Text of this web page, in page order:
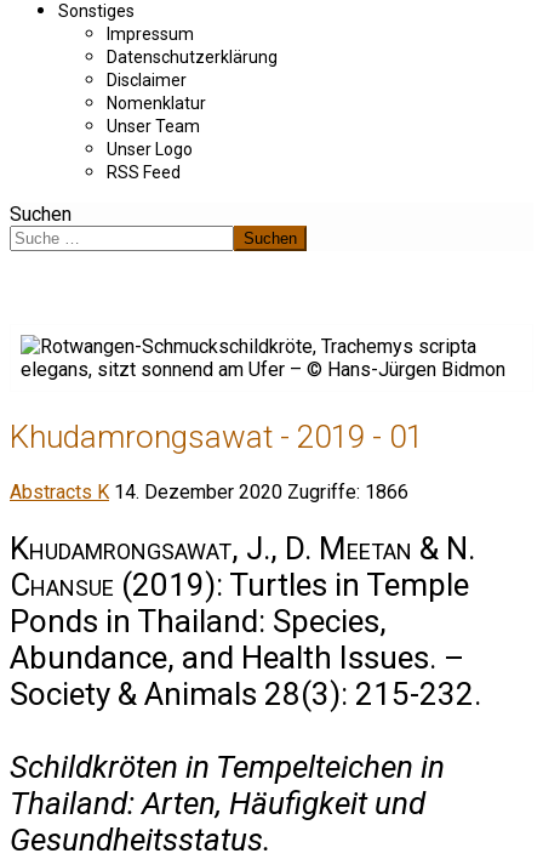
Sonstiges
Impressum
Datenschutzerklärung
Disclaimer
Nomenklatur
Unser Team
Unser Logo
RSS Feed
Suchen
Suchen
Khudamrongsawat - 2019 - 01
Abstracts K 14. Dezember 2020 Zugriffe: 1866
Khudamrongsawat, J., D. Meetan & N.
Chansue (2019): Turtles in Temple
Ponds in Thailand: Species,
Abundance, and Health Issues. –
Society & Animals 28(3): 215-232.
Schildkröten in Tempelteichen in
Thailand: Arten, Häufigkeit und
Gesundheitsstatus.